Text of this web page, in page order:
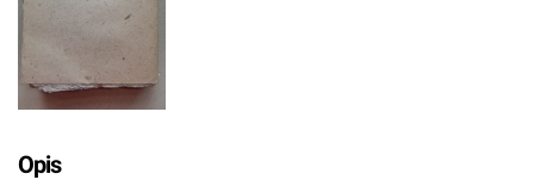
Opis